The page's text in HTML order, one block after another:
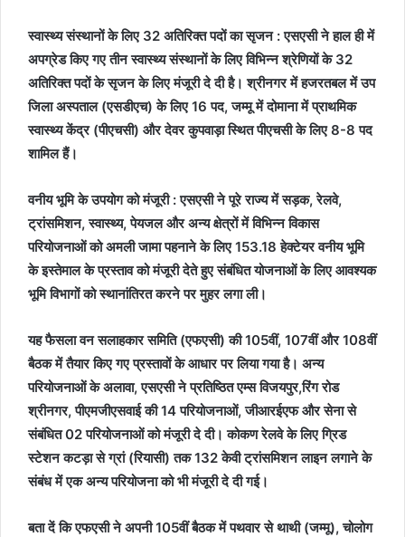
स्वास्थ्य संस्थानों के लिए 32 अतिरिक्त पदों का सृजन : एसएसी ने हाल ही में
अपग्रेड किए गए तीन स्वास्थ्य संस्थानों के लिए विभिन्न श्रेणियों के 32
अतिरिक्त पदों के सृजन के लिए मंजूरी दे दी है। श्रीनगर में हजरतबल में उप
जिला अस्पताल (एसडीएच) के लिए 16 पद, जम्मू में दोमाना में प्राथमिक
स्वास्थ्य केंद्र (पीएचसी) और देवर कुपवाड़ा स्थित पीएचसी के लिए 8-8 पद
शामिल हैं।
वनीय भूमि के उपयोग को मंजूरी : एसएसी ने पूरे राज्य में सड़क, रेलवे,
ट्रांसमिशन, स्वास्थ्य, पेयजल और अन्य क्षेत्रों में विभिन्न विकास
परियोजनाओं को अमली जामा पहनाने के लिए 153.18 हेक्टेयर वनीय भूमि
के इस्तेमाल के प्रस्ताव को मंजूरी देते हुए संबंधित योजनाओं के लिए आवश्यक
भूमि विभागों को स्थानांतिरत करने पर मुहर लगा ली।
यह फैसला वन सलाहकार समिति (एफएसी) की 105वीं, 107वीं और 108वीं
बैठक में तैयार किए गए प्रस्तावों के आधार पर लिया गया है। अन्य
परियोजनाओं के अलावा, एसएसी ने प्रतिष्ठित एम्स विजयपुर,रिंग रोड
श्रीनगर, पीएमजीएसवाई की 14 परियोजनाओं, जीआरईएफ और सेना से
संबंधित 02 परियोजनाओं को मंजूरी दे दी। कोकण रेलवे के लिए ग्रिड
स्टेशन कटड़ा से ग्रां (रियासी) तक 132 केवी ट्रांसमिशन लाइन लगाने के
संबंध में एक अन्य परियोजना को भी मंजूरी दे दी गई।
बता दें कि एफएसी ने अपनी 105वीं बैठक में पथवार से थाथी (जम्मू), चोलोग